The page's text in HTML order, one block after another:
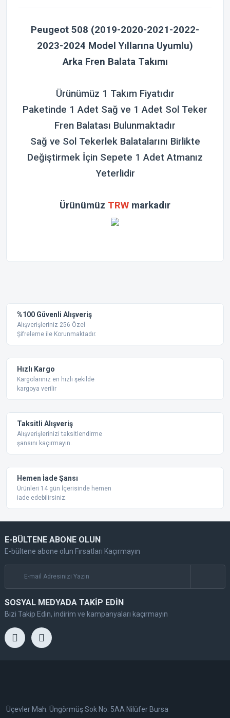
Peugeot 508 (2019-2020-2021-2022-
2023-2024 Model Yıllarına Uyumlu)
Arka Fren Balata Takımı
Ürünümüz 1 Takım Fiyatıdır
Paketinde 1 Adet Sağ ve 1 Adet Sol Teker
Fren Balatası Bulunmaktadır
Sağ ve Sol Tekerlek Balatalarını Birlikte
Değiştirmek İçin Sepete 1 Adet Atmanız
Yeterlidir
Ürünümüz TRW markadır
Ürün resmi kalitesiz, bozuk veya görüntülenemiyor.
Ürün açıklamasında eksik bilgiler bulunuyor.
Bu ürüne benzer farklı alternatifler olmalı.
%100 Güvenli Alışveriş
Alışverişleriniz 256 Özel
Şifreleme ile Korunmaktadır.
Hızlı Kargo
Kargolarınız en hızlı şekilde
kargoya verilir
Taksitli Alışveriş
Alışverişlerinizi taksitlendirme
şansını kaçırmayın.
Hemen İade Şansı
Ürünleri 14 gün İçerisinde hemen
iade edebilirsiniz.
E-BÜLTENE ABONE OLUN
E-bültene abone olun Fırsatları Kaçırmayın
SOSYAL MEDYADA TAKİP EDİN
Bizi Takip Edin, indirim ve kampanyaları kaçırmayın
Üçevler Mah. Üngörmüş Sok No: 5AA Nilüfer Bursa